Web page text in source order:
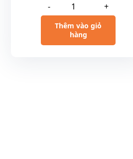
- +
Thêm vào giỏ
hàng